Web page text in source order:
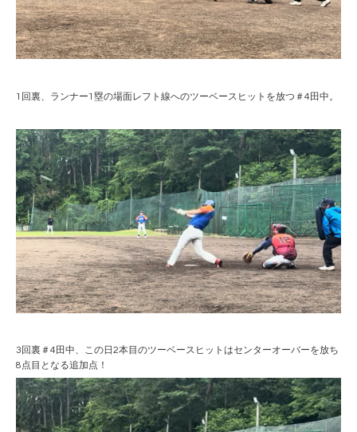
1回裏、ランナー1塁の場面レフト線へのツーベースヒットを放つ＃4田中。
3回裏＃4田中、この日2本目のツーベースヒットはセンターオーバーを放ち
8点目となる追加点！